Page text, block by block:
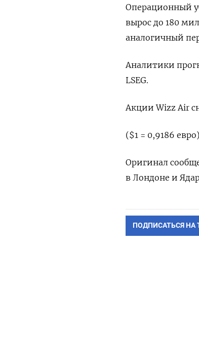
Операционный
вырос до 180
аналогичный
Аналитики
LSEG.
Акции Wizz Air
($1 = 0,9186 евро)
Оригинал
в Лондоне и
ПОДПИСАТЬСЯ НА